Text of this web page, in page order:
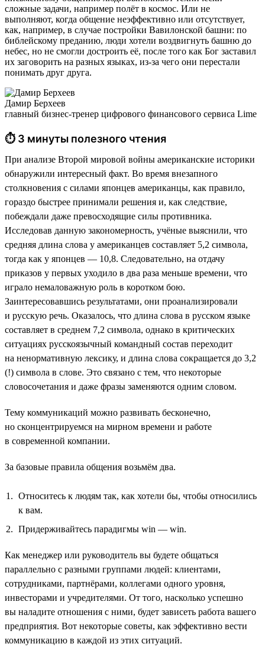
сложные задачи, например полёт в космос. Или не
выполняют, когда общение неэффективно или отсутствует,
как, например, в случае постройки Вавилонской башни: по
библейскому преданию, люди хотели воздвигнуть башню до
небес, но не смогли достроить её, после того как Бог заставил
их заговорить на разных языках, из-за чего они перестали
понимать друг друга.
Дамир Берхеев
главный бизнес-тренер цифрового финансового сервиса Lime
⏱ 3 минуты полезного чтения
При анализе Второй мировой войны американские историки
обнаружили интересный факт. Во время внезапного
столкновения с силами японцев американцы, как правило,
гораздо быстрее принимали решения и, как следствие,
побеждали даже превосходящие силы противника.
Исследовав данную закономерность, учёные выяснили, что
средняя длина слова у американцев составляет 5,2 символа,
тогда как у японцев — 10,8. Следовательно, на отдачу
приказов у первых уходило в два раза меньше времени, что
играло немаловажную роль в коротком бою.
Заинтересовавшись результатами, они проанализировали
и русскую речь. Оказалось, что длина слова в русском языке
составляет в среднем 7,2 символа, однако в критических
ситуациях русскоязычный командный состав переходит
на ненормативную лексику, и длина слова сокращается до 3,2
(!) символа в слове. Это связано с тем, что некоторые
словосочетания и даже фразы заменяются одним словом.
Тему коммуникаций можно развивать бесконечно,
но сконцентрируемся на мирном времени и работе
в современной компании.
За базовые правила общения возьмём два.
Относитесь к людям так, как хотели бы, чтобы относились
к вам.
Придерживайтесь парадигмы win — win.
Как менеджер или руководитель вы будете общаться
параллельно с разными группами людей: клиентами,
сотрудниками, партнёрами, коллегами одного уровня,
инвесторами и учредителями. От того, насколько успешно
вы наладите отношения с ними, будет зависеть работа вашего
предприятия. Вот некоторые советы, как эффективно вести
коммуникацию в каждой из этих ситуаций.